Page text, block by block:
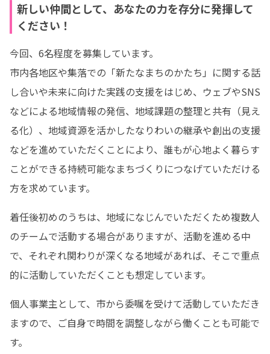
新しい仲間として、あなたの力を存分に発揮して
ください！
今回、6名程度を募集しています。
市内各地区や集落での「新たなまちのかたち」に関する話
し合いや未来に向けた実践の支援をはじめ、ウェブやSNS
などによる地域情報の発信、地域課題の整理と共有（見え
る化）、地域資源を活かしたなりわいの継承や創出の支援
などを進めていただくことにより、誰もが心地よく暮らす
ことができる持続可能なまちづくりにつなげていただける
方を求めています。
着任後初めのうちは、地域になじんでいただくため複数人
のチームで活動する場合がありますが、活動を進める中
で、それぞれ関わりが深くなる地域があれば、そこで重点
的に活動していただくことも想定しています。
個人事業主として、市から委嘱を受けて活動していただき
ますので、ご自身で時間を調整しながら働くことも可能で
す。